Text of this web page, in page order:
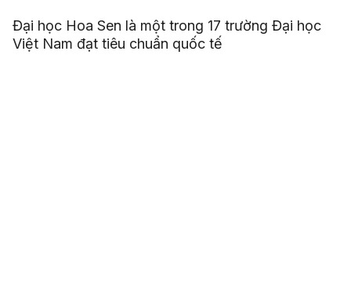
Đại học Hoa Sen là một trong 17 trường Đại học
Việt Nam đạt tiêu chuẩn quốc tế